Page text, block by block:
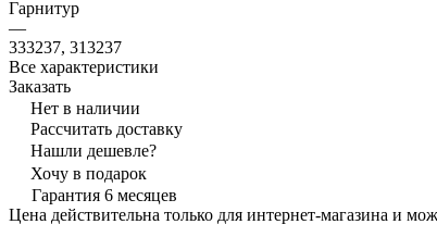
Гарнитур
—
333237, 313237
Все характеристики
Заказать
Нет в наличии
Рассчитать доставку
Нашли дешевле?
Хочу в подарок
Гарантия 6 месяцев
Цена действительна только для интернет-магазина и